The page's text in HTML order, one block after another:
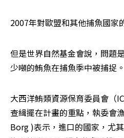
2007年對歐盟和其他捕魚國家
但是世界自然基金會說，問題
少噸的鮪魚在捕魚季中被捕捉。
大西洋鮪類資源保育委員會（
查緝擺在計畫的重點，執委會
Borg )表示，進口的國家，尤